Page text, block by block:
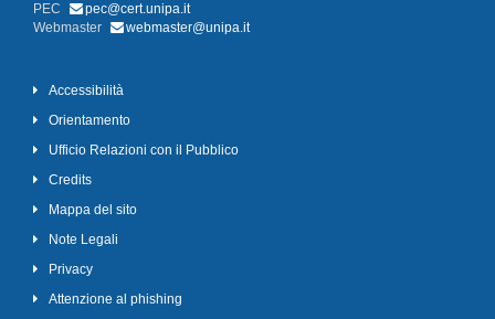
PEC
pec@cert.unipa.it
Webmaster
webmaster@unipa.it
Accessibilità
Orientamento
Ufficio Relazioni con il Pubblico
Credits
Mappa del sito
Note Legali
Privacy
Attenzione al phishing